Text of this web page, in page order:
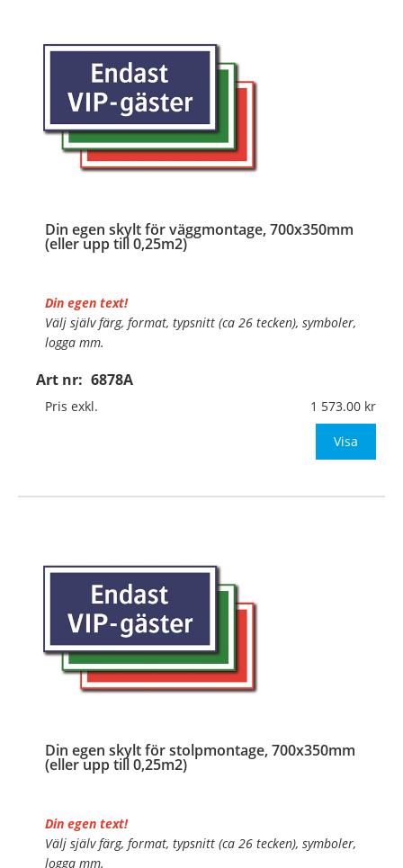
Din egen skylt för väggmontage, 700x350mm
(eller upp till 0,25m2)
Art nr: 6878A
Din egen text!
Välj själv färg, format, typsnitt (ca 26 tecken), symboler,
logga mm.
Material:Plan aluminium, 0,7mm (väggmontage)
Mått:700x350mm (eller annat mått upp till 0,25m²)
Pris exkl. 1 573.00
Visa
Din egen skylt för stolpmontage, 700x350mm
(eller upp till 0,25m2)
Din egen text!
Välj själv färg, format, typsnitt (ca 26 tecken), symboler,
logga mm.